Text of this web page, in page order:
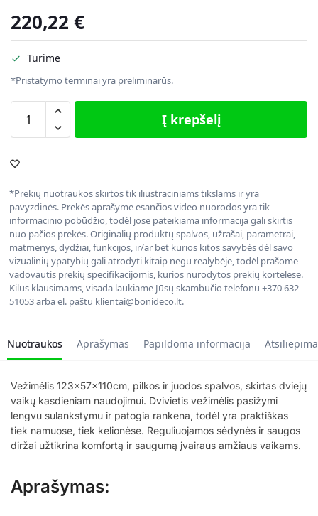
220,22 €
Turime
*Pristatymo terminai yra preliminarūs.
Į krepšelį
*Prekių nuotraukos skirtos tik iliustraciniams tikslams ir yra
pavyzdinės. Prekės aprašyme esančios video nuorodos yra tik
informacinio pobūdžio, todėl jose pateikiama informacija gali skirtis
nuo pačios prekės. Originalių produktų spalvos, užrašai, parametrai,
matmenys, dydžiai, funkcijos, ir/ar bet kurios kitos savybės dėl savo
vizualinių ypatybių gali atrodyti kitaip negu realybėje, todėl prašome
vadovautis prekių specifikacijomis, kurios nurodytos prekių kortelėse.
Kilus klausimams, visada laukiame Jūsų skambučio telefonu +370 632
51053 arba el. paštu klientai@bonideco.lt.
Nuotraukos Aprašymas Papildoma informacija
Vežimėlis 123x57x110cm, pilkos ir juodos spalvos, skirtas dviejų
vaikų kasdieniam naudojimui. Dvivietis vežimėlis pasižymi
lengvu sulankstymu ir patogia rankena, todėl yra praktiškas
tiek namuose, tiek kelionėse. Reguliuojamos sėdynės ir saugos
diržai užtikrina komfortą ir saugumą įvairaus amžiaus vaikams.
Aprašymas: